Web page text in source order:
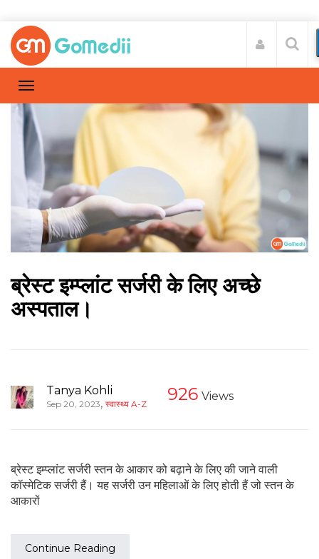
ब्रेस्ट इम्प्लांट सर्जरी के लिए अच्छे
अस्पताल।
Tanya Kohli
Sep 20, 2023, स्वास्थ्य A-Z 926 Views
ब्रेस्ट इम्प्लांट सर्जरी स्तन के आकार को बढ़ाने के लिए की जाने वाली
कॉस्मेटिक सर्जरी हैं। यह सर्जरी उन महिलाओं के लिए होती हैं जो स्तन के
आकारों
Continue Reading